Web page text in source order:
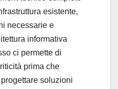
esistente,
necessarie e
informativa
ci permette di
prima che
soluzioni